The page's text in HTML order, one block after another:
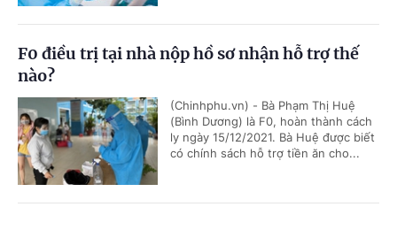
F0 điều trị tại nhà nộp hồ sơ nhận hỗ trợ thế
nào?
(Chinhphu.vn) - Bà Phạm Thị Huệ
(Bình Dương) là F0, hoàn thành cách
ly ngày 15/12/2021. Bà Huệ được biết
có chính sách hỗ trợ tiền ăn cho...